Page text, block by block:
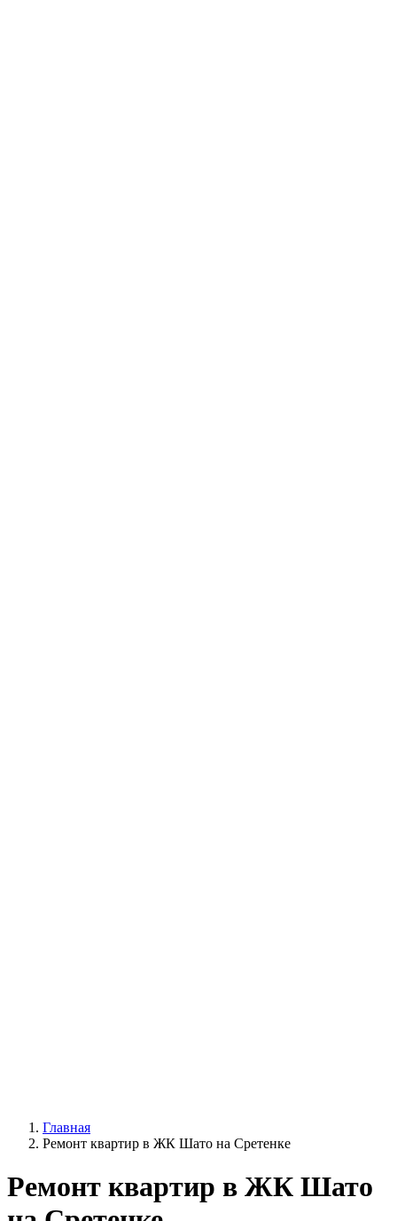
Главная
Ремонт квартир в ЖК Шато на Сретенке
Ремонт квартир в ЖК Шато